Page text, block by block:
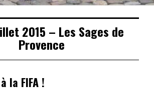
2015 – Les Sages de
Provence
la FIFA !